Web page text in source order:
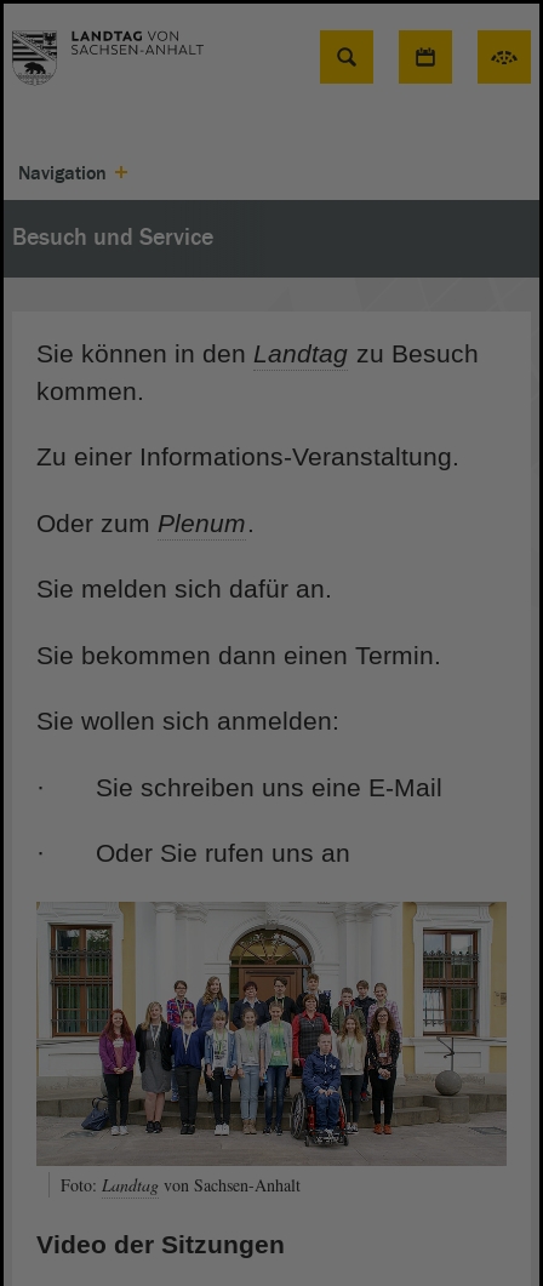
Suche
Navigation
Besuch und Service
Sie können in den Landtag zu Besuch
kommen.
Zu einer Informations-Veranstaltung.
Oder zum Plenum.
Sie melden sich dafür an.
Sie bekommen dann einen Termin.
Sie wollen sich anmelden:
· Sie schreiben uns eine E-Mail
· Oder Sie rufen uns an
Foto: Landtag von Sachsen-Anhalt
Video der Sitzungen